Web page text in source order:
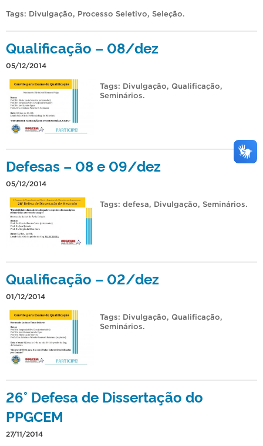
Tags: Divulgação, Processo Seletivo, Seleção.
Qualificação – 08/dez
05/12/2014
Tags: Divulgação, Qualificação,
Seminários.
Defesas – 08 e 09/dez
05/12/2014
Tags: defesa, Divulgação, Seminários.
Qualificação – 02/dez
01/12/2014
Tags: Divulgação, Qualificação,
Seminários.
26° Defesa de Dissertação do
PPGCEM
27/11/2014